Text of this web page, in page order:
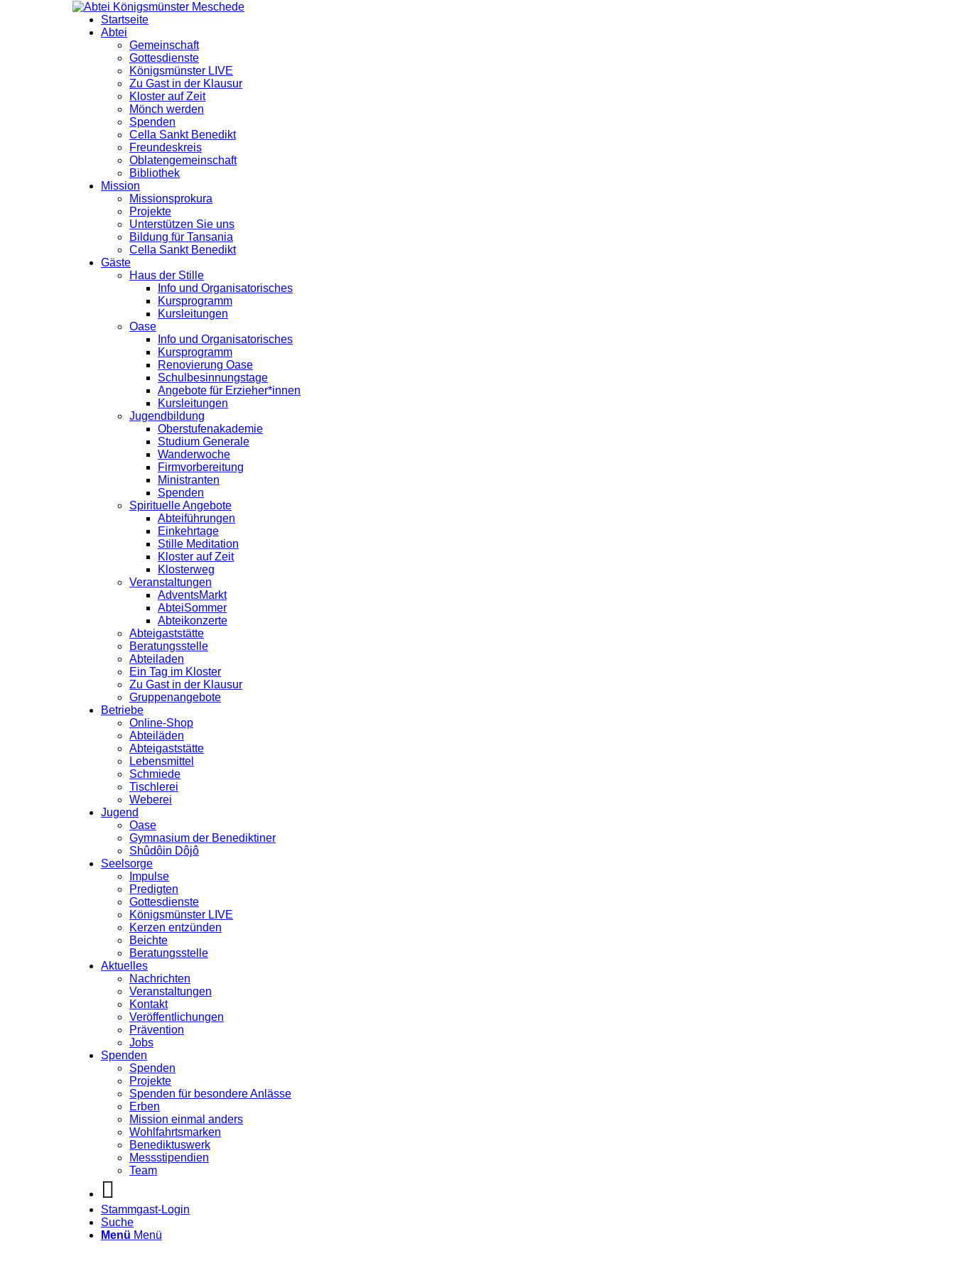
Startseite
Abtei
Gemeinschaft
Gottesdienste
Königsmünster LIVE
Zu Gast in der Klausur
Kloster auf Zeit
Mönch werden
Spenden
Cella Sankt Benedikt
Freundeskreis
Oblatengemeinschaft
Bibliothek
Mission
Missionsprokura
Projekte
Unterstützen Sie uns
Bildung für Tansania
Cella Sankt Benedikt
Gäste
Haus der Stille
Info und Organisatorisches
Kursprogramm
Kursleitungen
Oase
Info und Organisatorisches
Kursprogramm
Renovierung Oase
Schulbesinnungstage
Angebote für Erzieher*innen
Kursleitungen
Jugendbildung
Oberstufenakademie
Studium Generale
Wanderwoche
Firmvorbereitung
Ministranten
Spenden
Spirituelle Angebote
Abteiführungen
Einkehrtage
Stille Meditation
Kloster auf Zeit
Klosterweg
Veranstaltungen
AdventsMarkt
AbteiSommer
Abteikonzerte
Abteigaststätte
Beratungsstelle
Abteiladen
Ein Tag im Kloster
Zu Gast in der Klausur
Gruppenangebote
Betriebe
Online-Shop
Abteiläden
Abteigaststätte
Lebensmittel
Schmiede
Tischlerei
Weberei
Jugend
Oase
Gymnasium der Benediktiner
Shûdôin Dôjô
Seelsorge
Impulse
Predigten
Gottesdienste
Königsmünster LIVE
Kerzen entzünden
Beichte
Beratungsstelle
Aktuelles
Nachrichten
Veranstaltungen
Kontakt
Veröffentlichungen
Prävention
Jobs
Spenden
Spenden
Projekte
Spenden für besondere Anlässe
Erben
Mission einmal anders
Wohlfahrtsmarken
Benediktuswerk
Messstipendien
Team
Stammgast-Login
Suche
Menü Menü